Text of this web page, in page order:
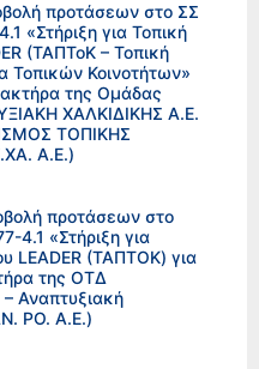
προτάσεων στο ΣΣ
«Στήριξη για Τοπική
(ΤΑΠΤοΚ – Τοπική
Τοπικών Κοινοτήτων»
της Ομάδας
ΧΑΛΚΙΔΙΚΗΣ Α.Ε.
ΤΟΠΙΚΗΣ
Α.Ε.)
προτάσεων στο
«Στήριξη για
LEADER (ΤΑΠΤΟΚ) για
της ΟΤΔ
Αναπτυξιακή
ΡΟ. Α.Ε.)